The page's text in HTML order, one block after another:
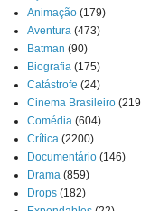
Animação (179)
Aventura (473)
Batman (90)
Biografia (175)
Catástrofe (24)
Cinema Brasileiro
Comédia (604)
Crítica (2200)
Documentário (146)
Drama (859)
Drops (182)